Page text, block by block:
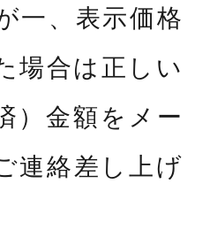
一、表示価格
場合は正しい
）金額をメー
連絡差し上げ